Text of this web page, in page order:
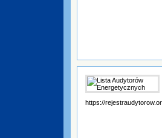
https://